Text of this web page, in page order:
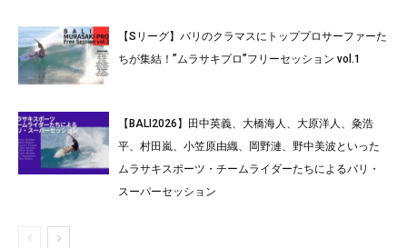
【Sリーグ】バリのクラマスにトッププロサーファーた
ちが集結！”ムラサキプロ”フリーセッション vol.1
【BALI2026】田中英義、大橋海人、大原洋人、粂浩
平、村田嵐、小笠原由織、岡野漣、野中美波といった
ムラサキスポーツ・チームライダーたちによるバリ・
スーパーセッション